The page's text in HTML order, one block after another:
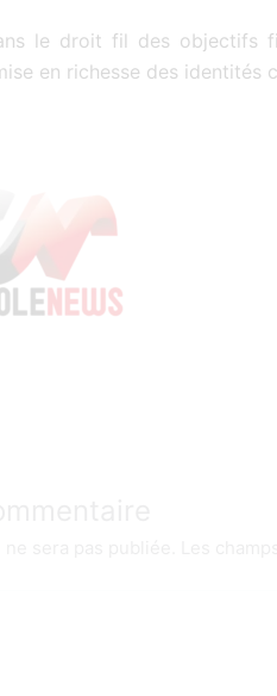
le droit fil des objectifs
en richesse des identités